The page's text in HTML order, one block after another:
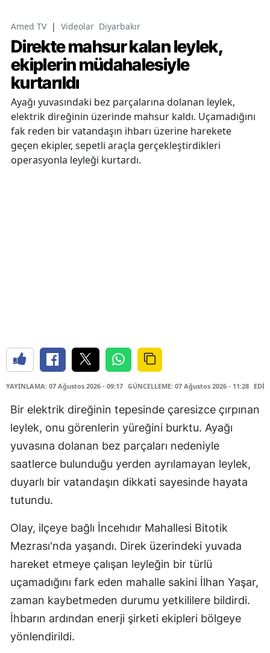
Amed TV | Videolar Diyarbakır
Direkte mahsur kalan leylek,
ekiplerin müdahalesiyle
kurtarıldı
Ayağı yuvasındaki bez parçalarına dolanan leylek,
elektrik direğinin üzerinde mahsur kaldı. Uçamadığını
fak reden bir vatandaşın ihbarı üzerine harekete
geçen ekipler, sepetli araçla gerçekleştirdikleri
operasyonla leyleği kurtardı.
YAYINLAMA: 07 Ağustos 2026 - 09:17 GÜNCELLEME: 07 Ağustos 2026 - 11:28
Bir elektrik direğinin tepesinde çaresizce çırpınan
leylek, onu görenlerin yüreğini burktu. Ayağı
yuvasına dolanan bez parçaları nedeniyle
saatlerce bulunduğu yerden ayrılamayan leylek,
duyarlı bir vatandaşın dikkati sayesinde hayata
tutundu.
Olay, ilçeye bağlı İncehıdır Mahallesi Bitotik
Mezrası'nda yaşandı. Direk üzerindeki yuvada
hareket etmeye çalışan leyleğin bir türlü
uçamadığını fark eden mahalle sakini İlhan Yaşar,
zaman kaybetmeden durumu yetkililere bildirdi.
İhbarın ardından enerji şirketi ekipleri bölgeye
yönlendirildi.